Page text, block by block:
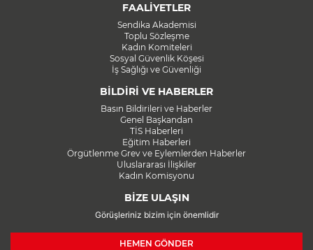
FAALİYETLER
Sendika Akademisi
Toplu Sözleşme
Kadın Komiteleri
Sosyal Güvenlik Köşesi
İş Sağlığı ve Güvenliği
BİLDİRİ VE HABERLER
Basın Bildirileri ve Haberler
Genel Başkandan
TİS Haberleri
Eğitim Haberleri
Örgütlenme Grev ve Eylemlerden Haberler
Uluslararası İlişkiler
Kadın Komisyonu
BİZE ULAŞIN
Görüşleriniz bizim için önemlidir
HEMEN GÖNDER